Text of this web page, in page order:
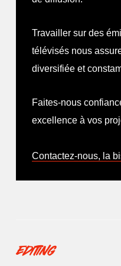
: Social Media
Contactez-nous, la
tranquillité d’esprit.
Faites confiance à
transformer vos
inoubliables et
Contactez-nous, la
Travailler sur des
télévisés nous
diversifiée et
Faites-nous
excellence à vos
Contactez-nous, la
Editing